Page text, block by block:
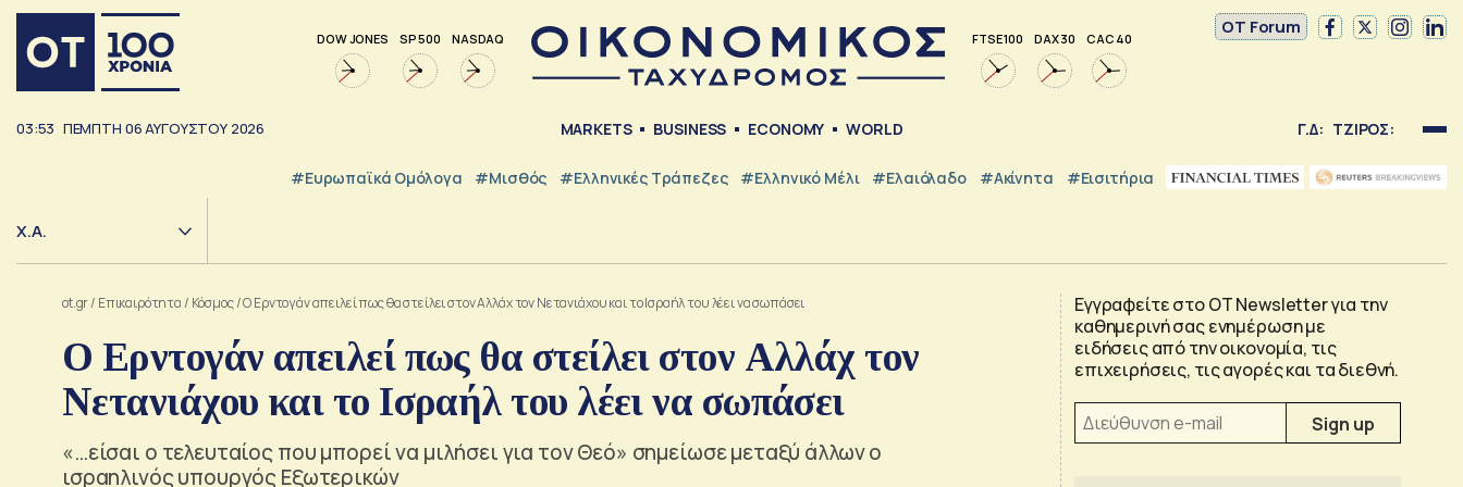
DOW JONES SP 500 NASDAQ FTSE 100 DAX 30 CAC 40
OT Forum
03:53 ΠΕΜΠΤΗ 06ΑΥΓΟΥΣΤΟΥ 2026 MARKETS BUSINESS ECONOMY WORLD Γ.Δ: ΤΖΙΡΟΣ:
#Ευρωπαϊκά Ομόλογα #Μισθός #ελληνικές Τράπεζες #Ελληνικό Μέλι #Ελαιόλαδο #Ακίνητα #εισιτήρια
Χ.Α.
ot.gr/ Επικαιρότητα / Κόσμος/Ο Ερντογάν απειλεί πως θα στείλει στον Αλλάχ τον Νετανιάχου και το Ισραήλ του λέει να σωπάσει
Ο Ερντογάν απειλεί πως θα στείλει στον Αλλάχ τον
Νετανιάχου και το Ισραήλ του λέει να σωπάσει
«…είσαι ο τελευταίος που μπορεί να μιλήσει για τον Θεό» σημείωσε μεταξύ άλλων ο
ισραηλινός υπουργός Εξωτερικών
Εγγραφείτε στο OT Newsletter για την
καθημερινή σας ενημέρωση με
ειδήσεις από την οικονομία, τις
επιχειρήσεις, τις αγορές και τα διεθνή.